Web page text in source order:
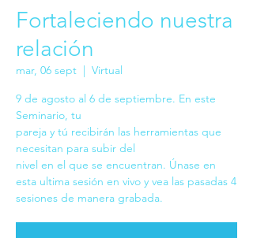
Fortaleciendo nuestra
relación
mar, 06 sept
  |
Virtual
9 de agosto al 6 de septiembre. En este
Seminario, tu
pareja y tú recibirán las herramientas que
necesitan para subir del
nivel en el que se encuentran. Únase en
esta ultima sesión en vivo y vea las pasadas 4
sesiones de manera grabada.